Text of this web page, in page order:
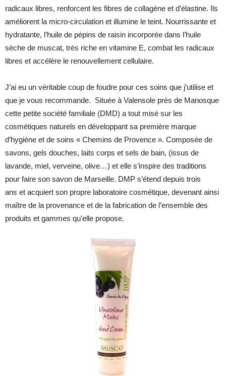
radicaux libres, renforcent les fibres de collagène et d’élastine. Ils
améliorent la micro-circulation et illumine le teint. Nourrissante et
hydratante, l’huile de pépins de raisin incorporée dans l’huile
sèche de muscat, très riche en vitamine E, combat les radicaux
libres et accélère le renouvellement cellulaire.
J’ai eu un véritable coup de foudre pour ces soins que j’utilise et
que je vous recommande. Située à Valensole près de Manosque
cette petite société familiale (DMD) a tout misé sur les
cosmétiques naturels en développant sa première marque
d’hygiène et de soins « Chemins de Provence ». Composée de
savons, gels douches, laits corps et sels de bain, (issus de
lavande, miel, verveine, olive…) et elle s’inspire des traditions
pour faire son savon de Marseille. DMP s’étend depuis trois
ans et acquiert son propre laboratoire cosmétique, devenant ainsi
maître de la provenance et de la fabrication de l’ensemble des
produits et gammes qu’elle propose.